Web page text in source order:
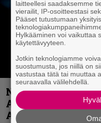
Näin lähtee
Accept – menossa
Anthrax- ja Korn-
laitteellesi saadaksemme
vierailit, IP-osoitteestasi
Pääset tutustumaan
Hylkääminen voi vaikuttaa
käytettävyyteen.
Jotkin teknologiamme
suostumusta, jos niillä on
vastustaa tätä tai muuttaa
seuraavalla välilehdellä.